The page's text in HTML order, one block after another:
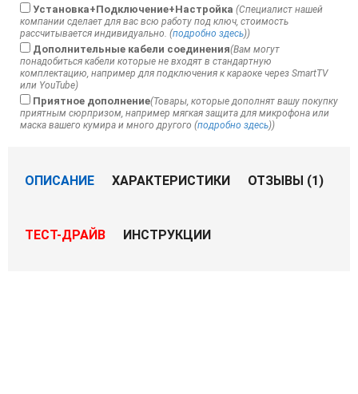
Установка+Подключение+Настройка (Специалист нашей
компании сделает для вас всю работу под ключ, стоимость
рассчитывается индивидуально. (подробно здесь))
Дополнительные кабели соединения(Вам могут
понадобиться кабели которые не входят в стандартную
комплектацию, например для подключения к караоке через SmartTV
или YouTube)
Приятное дополнение(Товары, которые дополнят вашу покупку
приятным сюрпризом, например мягкая защита для микрофона или
маска вашего кумира и много другого (подробно здесь))
ОПИСАНИЕ ХАРАКТЕРИСТИКИ ОТЗЫВЫ (1)
ТЕСТ-ДРАЙВ ИНСТРУКЦИИ